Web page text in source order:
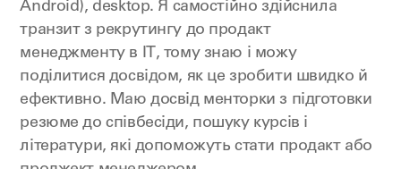
Android), desktop. Я самостійно здійснила
транзит з рекрутингу до продакт
менеджменту в ІТ, тому знаю і можу
поділитися досвідом, як це зробити швидко й
ефективно. Маю досвід менторки з підготовки
резюме до співбесіди, пошуку курсів і
літератури, які допоможуть стати продакт або